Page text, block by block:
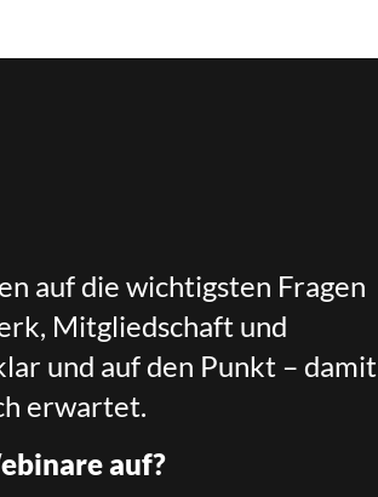
auf die wichtigsten Fragen
Mitgliedschaft und
und auf den Punkt – damit
erwartet.
auf?